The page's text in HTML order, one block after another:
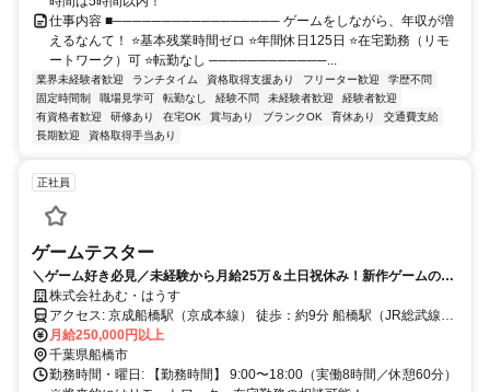
仕事内容 ■───────────────── ゲームをしながら、年収が増
えるなんて！ ⭐基本残業時間ゼロ ⭐年間休日125日 ⭐在宅勤務（リモ
ートワーク）可 ⭐転勤なし ────────────...
業界未経験者歓迎 ランチタイム 資格取得支援あり フリーター歓迎
学歴不問
固定時間制
職場見学可 転勤なし 経験不問 未経験者歓迎
経験者歓迎
有資格者歓迎
研修あり 在宅OK 賞与あり ブランクOK 育休あり
交通費支給
長期歓迎
資格取得手当あり
正社員
ゲームテスター
＼ゲーム好き必見／未経験から月給25万＆土日祝休み！新作ゲームのバ
グを見つける簡単ポチポチ仕事★
株式会社あむ・はうす
アクセス: 京成船橋駅（京成本線） 徒歩：約9分 船橋駅（JR総武線／
東武アーバンパークライン） 徒歩：約10分
月給250,000円以上
千葉県船橋市
勤務時間・曜日: 【勤務時間】 9:00〜18:00（実働8時間／休憩60分）